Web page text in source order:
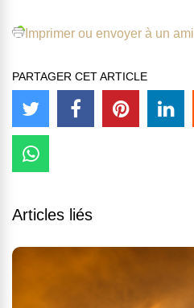
Imprimer ou envoyer à un ami
PARTAGER CET ARTICLE
Articles liés